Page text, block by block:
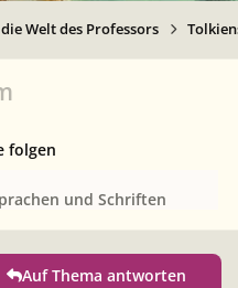
Welt des Professors
folgen
und Schriften
Auf Thema antworten